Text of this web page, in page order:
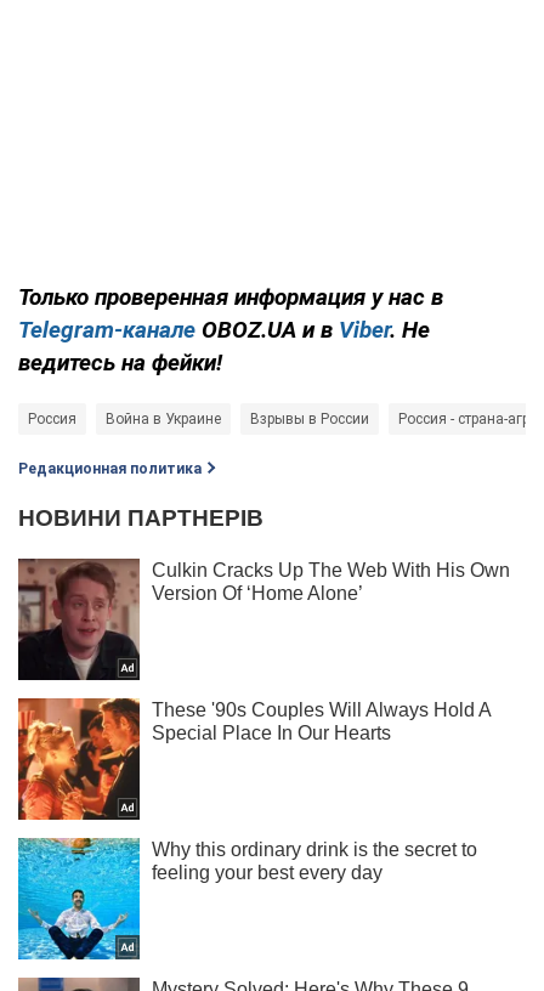
Только проверенная информация у нас в
Telegram-канале OBOZ.UA и в Viber. Не
ведитесь на фейки!
Россия Война в Украине Взрывы в России Россия - страна-
Редакционная политика